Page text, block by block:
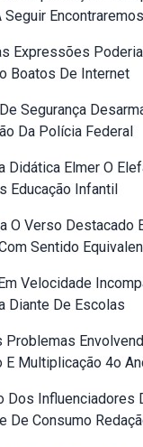
Seguir Encontraremos
Expressões
Boatos De Internet
Segurança
Da Polícia Federal
Didática Elmer O
Educação Infantil
O Verso Destacado
Sentido
Velocidade
Diante De Escolas
Problemas
E Multiplicação 4o
Dos Influenciadores
De Consumo